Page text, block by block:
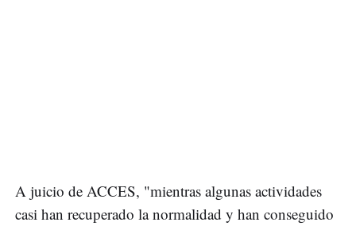
A juicio de ACCES, "mientras algunas actividades
casi han recuperado la normalidad y han conseguido